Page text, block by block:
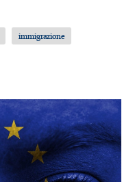
immigrazione